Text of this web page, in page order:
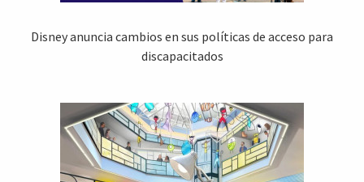
Disney anuncia cambios en sus políticas de acceso para
discapacitados